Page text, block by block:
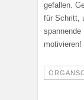
gefallen.
für Schritt,
spannende
motivieren!